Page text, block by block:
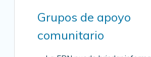
Grupos de apoyo
comunitario